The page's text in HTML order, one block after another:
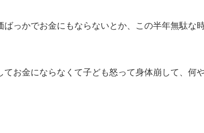
ばっかでお金にもならないとか、この半年無駄な
てお金にならなくて子ども怒って身体崩して、何